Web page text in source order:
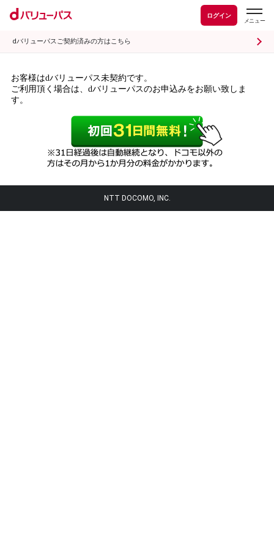
ログイン
dバリューパスご契約済みの方はこちら
お客様はdバリューパス未契約です。
ご利用頂く場合は、dバリューパスのお申込みをお願い致しま
す。
NTT DOCOMO, INC.